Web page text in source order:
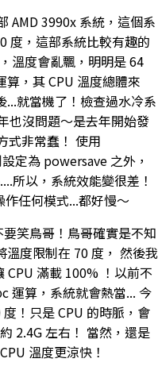
AMD 3990x 系統，這個系
度，這部系統比較有趣的
溫度會亂飄，明明是 64
，其 CPU 溫度總體來
就當機了！檢查過水冷系
也沒問題～是去年開始發
式非常蠢！ 使用
定為 powersave 之外，
所以，系統效能變很差！
任何模式...都好慢～
笑鳥哥！鳥哥確實是不知
溫度限制在 70 度， 然後我
滿載 100% ！以前不
運算，系統就會熱當... 今
！只是 CPU 的時脈，會
2.4G 左右！ 當然，還是
溫度更涼快！